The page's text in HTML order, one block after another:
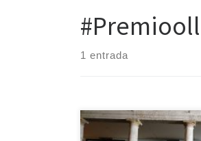
1 entrada
El PhotOn festival celebra